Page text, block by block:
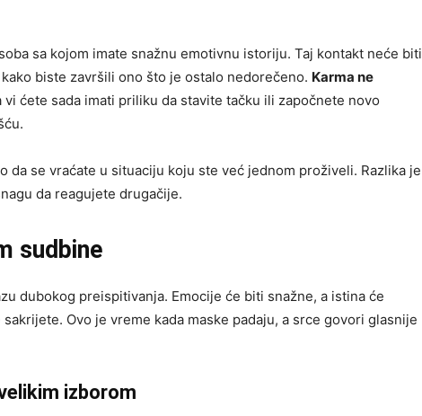
sa kojom imate snažnu emotivnu istoriju. Taj kontakt neće biti
biste završili ono što je ostalo nedorečeno. Karma ne
vi ćete sada imati priliku da stavite tačku ili započnete novo
da se vraćate u situaciju koju ste već jednom proživeli. Razlika je
da reagujete drugačije.
sudbine
dubokog preispitivanja. Emocije će biti snažne, a istina će
Ovo je vreme kada maske padaju, a srce govori glasnije
izborom